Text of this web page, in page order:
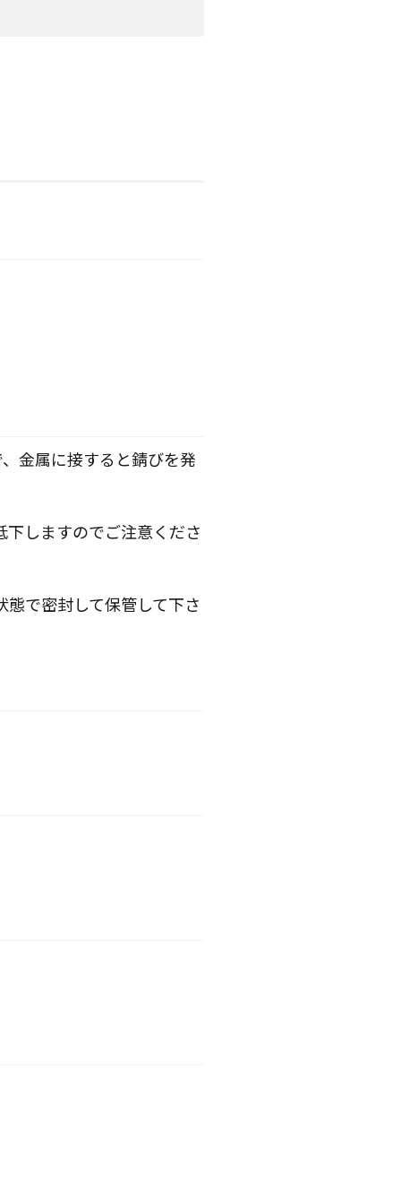
金属に接すると錆びを発
しますのでご注意くださ
で密封して保管して下さ